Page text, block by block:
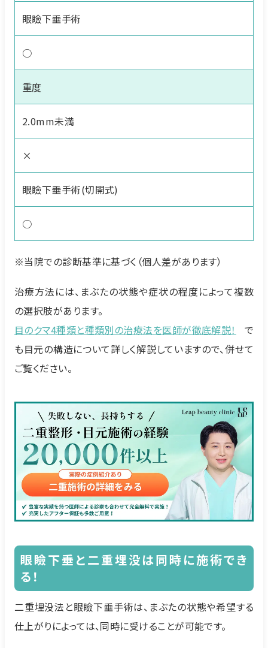
眼瞼下垂手術
○
重度
2.0mm未満
×
眼瞼下垂手術(切開式)
○
※当院での診断基準に基づく（個人差があります）
治療方法には、まぶたの状態や症状の程度によって複数
の選択肢があります。
目のクマ4種類と種類別の治療法を医師が徹底解説！
で
も目元の構造について詳しく解説していますので、併せて
ご覧ください。
眼瞼下垂と二重埋没は同時に施術でき
る！
二重埋没法と眼瞼下垂手術は、まぶたの状態や希望する
仕上がりによっては、同時に受けることが可能です。